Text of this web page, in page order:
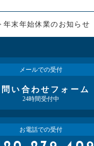
年末年始休業のお知らせ
メールでの受付
問い合わせフォーム
24時間受付中
お電話での受付